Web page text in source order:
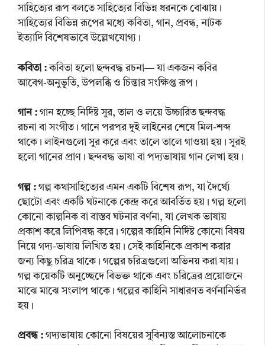
সাহিত্যের রূপ বলতে সাহিত্যের বিভিন্ন ধরনকে বোঝায়।
সাহিত্যের বিভিন্ন রূপের মধ্যে কবিতা, গান, প্রবন্ধ, নাটক
ইত্যাদি বিশেষভাবে উল্লেখযোগ্য।
কবিতা :কবিতা হলো ছন্দবদ্ধ রচনা— যা একজন কবির
আবেগ-অনুভূতি, উপলব্ধি ও চিন্তার সংক্ষিপ্ত রূপ।
গান : গান হচ্ছে নির্দিষ্ট সুর, তাল ও লয়ে উচ্চারিত ছন্দবদ্ধ
রচনা বা সংগীত। গানে পরপর দুই লাইনের শেষে মিল-শব্দ
থাকে। লাইনগুলো সুর করে এবং তালে তালে গাওয়া হয়। সুরই
হলো গানের প্রাণ। ছন্দবদ্ধ ভাষা বা পদ্যভাষায় গান লেখা হয়।
গল্প : গল্প কথাসাহিত্যের এমন একটি বিশেষ রূপ, যা দৈর্ঘ্যে
ছোটো এবং একটি ঘটনাকে কেন্দ্র করে আবর্তিত হয়। গল্প হলো
কোনো কাল্পনিক বা বাস্তব ঘটনার বর্ণনা, যা লেখক ভাষায়
প্রকাশ করে লিপিবদ্ধ করে। গল্পের কাহিনি নির্দিষ্ট কোনো বিষয়
নিয়ে গদ্য-ভাষায় লিখিত হয়। সেই কাহিনিকে প্রকাশ করার
জন্য কিছু চরিত্র থাকে। গল্পের চরিত্রগুলো অভিনয় করা যায়।
গল্প কয়েকটি অনুচ্ছেদে বিভক্ত থাকে এবং চরিত্রের প্রয়োজনে
মাঝে মাঝে সংলাপ থাকে। গল্পের কাহিনি সাধারণত বর্ণনানির্ভর
হয়।
প্রবন্ধ : গদ্যভাষায় কোনো বিষয়ের সুবিন্যস্ত আলোচনাকে